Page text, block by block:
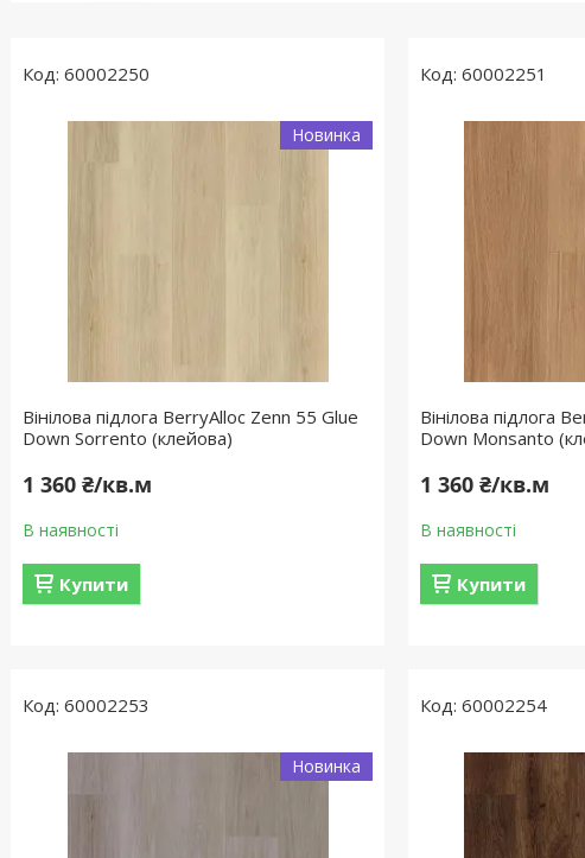
60002250
Новинка
Вінілова підлога BerryAlloc Zenn 55 Glue
Down Sorrento (клейова)
1 360 ₴/кв.м
В наявності
Купити
60002251
Вінілова підлога
Down Monsanto
1 360 ₴/кв.м
В наявності
Купити
60002253
Новинка
60002254